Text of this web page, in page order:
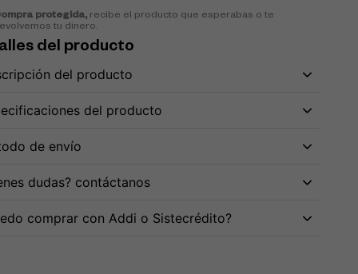
protegida,recibe el producto que esperabas o te
tu dinero.
del producto
del producto
del producto
de envío
dudas? contáctanos
comprar con Addi o Sistecrédito?